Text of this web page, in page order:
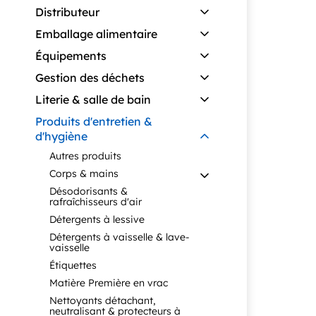
Distributeur
Emballage alimentaire
Équipements
Gestion des déchets
Literie & salle de bain
Produits d'entretien &
d'hygiène
Autres produits
Corps & mains
Désodorisants &
rafraîchisseurs d'air
Détergents à lessive
Détergents à vaisselle & lave-
vaisselle
Étiquettes
Matière Première en vrac
Nettoyants détachant,
neutralisant & protecteurs à